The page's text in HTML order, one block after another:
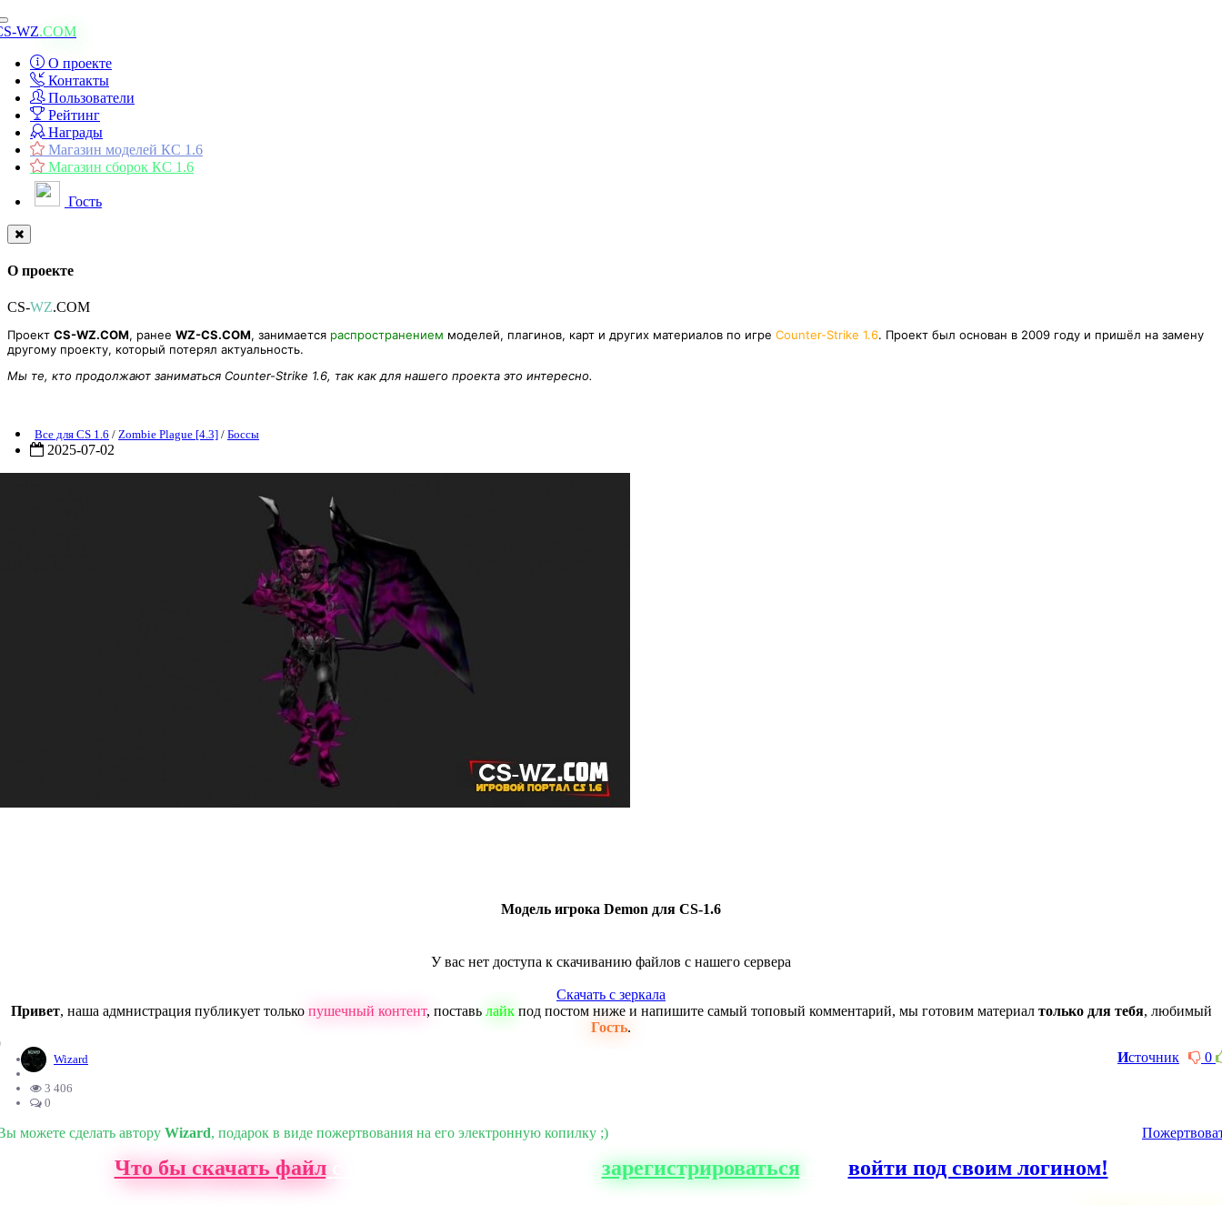
Toggle
navigation
WZ.COM
О проекте
Контакты
Пользователи
Рейтинг
Награды
Магазин моделей КС 1.6
Магазин сборок КС 1.6
Гость
О проекте
CS-WZ.COM
Проект CS-WZ.COM, ранее WZ-CS.COM, занимается распространением моделей, плагинов, карт и других материалов по игре Counter-Strike 1.6. Проект был основан в 2009 году и пришёл на замену
другому проекту, который потерял актуальность.
Мы те, кто продолжают заниматься Counter-Strike 1.6, так как для нашего проекта это интересно.
Все для CS 1.6 / Zombie Plague [4.3] / Боссы
2025-07-02
Модель игрока Demon для CS-1.6
У вас нет доступа к скачиванию файлов с нашего сервера
Скачать с зеркала
Привет, наша адмнистрация публикует только пушечный контент, поставь лайкпод постом ниже и напишите самый топовый комментарий, мы готовим материал только для тебя, любимый
Гость.
0
Источник
Wizard
3 406
0
можете сделать автору Wizard, подарок в виде пожертвования на его электронную копилку ;)
Что бы скачать файлс нашего сайта, вам нужно зарегистрироватьсяили войти под своим логином!